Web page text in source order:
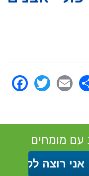
EmailShare
עם מומחים